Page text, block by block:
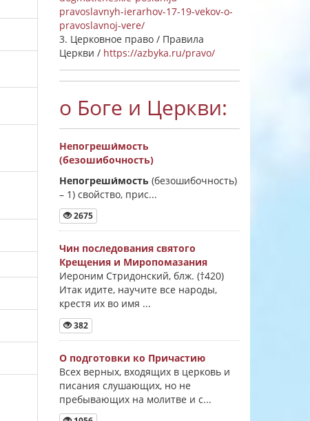
pravoslavnyh-ierarhov-17-19-vekov-o-
pravoslavnoj-vere/
3. Церковное право / Правила
Церкви / https://azbyka.ru/pravo/
о Боге и Церкви:
Непогреши́мость
(безошибочность)
Непогреши́мость (безошибочность)
–1) свойство, прис...
2675
Чин последования святого
Крещения и Миропомазания
Иероним Стридонский, блж. (†420)
Итак идите, научите все народы,
крестя их во имя ...
382
О подготовки ко Причастию
Всех верных, входящих в церковь и
писания слушающих, но не
пребывающих на молитве и с...